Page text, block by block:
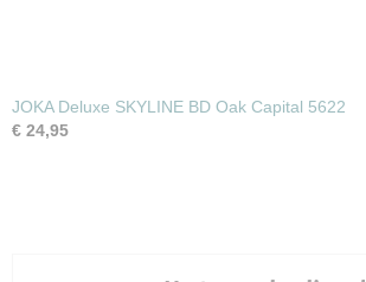
JOKA Deluxe SKYLINE BD Oak Capital 5622
€ 24,95